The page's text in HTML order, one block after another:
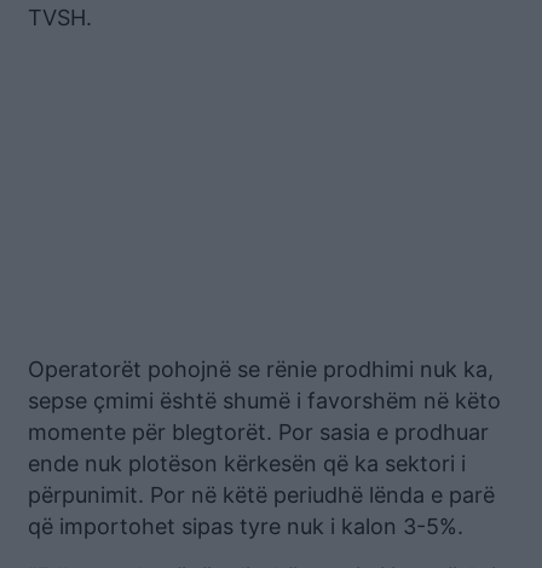
TVSH.
Operatorët pohojnë se rënie prodhimi nuk ka,
sepse çmimi është shumë i favorshëm në këto
momente për blegtorët. Por sasia e prodhuar
ende nuk plotëson kërkesën që ka sektori i
përpunimit. Por në këtë periudhë lënda e parë
që importohet sipas tyre nuk i kalon 3-5%.